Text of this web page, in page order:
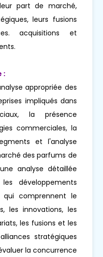
part de marché,
leurs fusions
acquisitions et
:
appropriée des
impliqués dans
la présence
commerciales, la
et l'analyse
des parfums de
analyse détaillée
développements
qui comprennent le
les innovations, les
les fusions et les
stratégiques
la concurrence